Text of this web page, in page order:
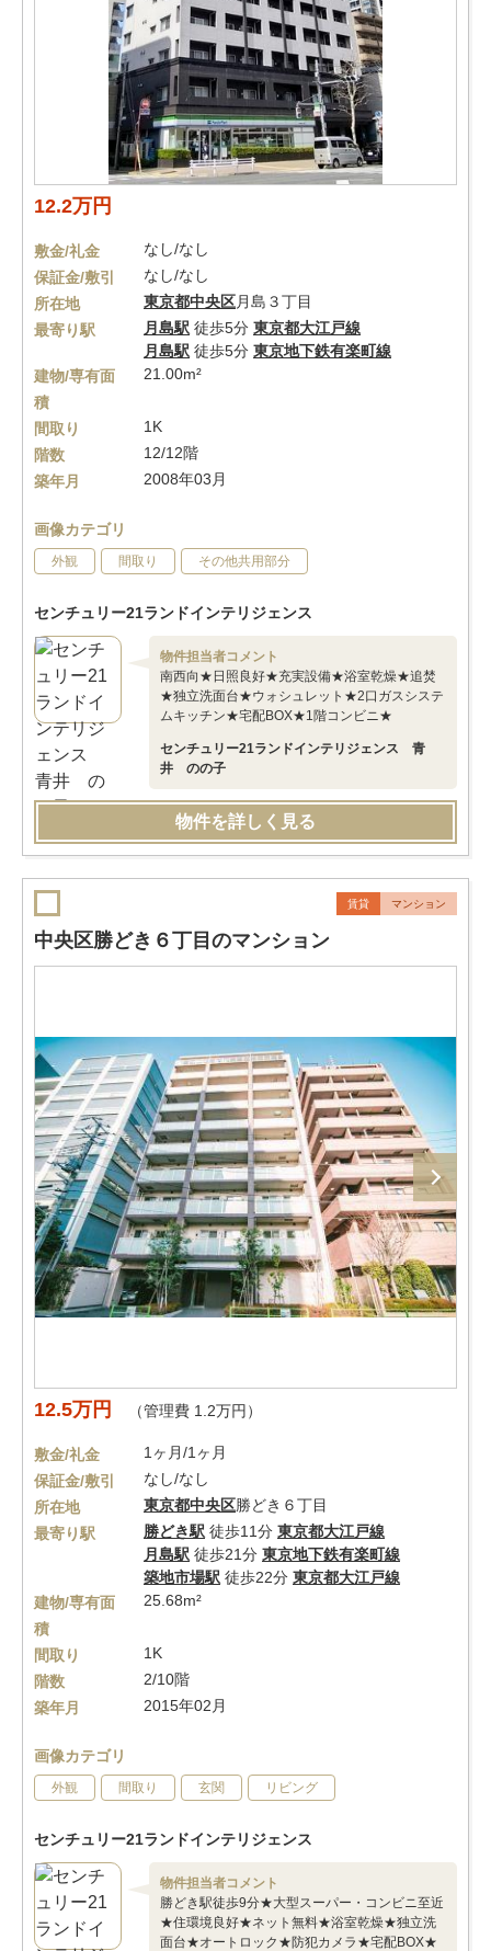
12.2万円
敷金/礼金
なし/なし
保証金/敷引
なし/なし
所在地
東京都中央区月島３丁目
最寄り駅
月島駅 徒歩5分 東京都大江戸線
月島駅 徒歩5分 東京地下鉄有楽町線
建物/専有面
積
21.00m²
間取り
1K
階数
12/12階
築年月
2008年03月
画像カテゴリ
外観 間取り その他共用部分
センチュリー21ランドインテリジェンス
物件担当者コメント
南西向★日照良好★充実設備★浴室乾燥★追焚
★独立洗面台★ウォシュレット★2口ガスシステ
ムキッチン★宅配BOX★1階コンビニ★
センチュリー21ランドインテリジェンス 青
井 のの子
物件を詳しく見る
賃貸 マンション
中央区勝どき６丁目のマンション
12.5万円 （管理費 1.2万円）
敷金/礼金
1ヶ月/1ヶ月
保証金/敷引
なし/なし
所在地
東京都中央区勝どき６丁目
最寄り駅
勝どき駅 徒歩11分 東京都大江戸線
月島駅 徒歩21分 東京地下鉄有楽町線
築地市場駅 徒歩22分 東京都大江戸線
建物/専有面
積
25.68m²
間取り
1K
階数
2/10階
築年月
2015年02月
画像カテゴリ
外観 間取り 玄関 リビング
センチュリー21ランドインテリジェンス
物件担当者コメント
勝どき駅徒歩9分★大型スーパー・コンビニ至近
★住環境良好★ネット無料★浴室乾燥★独立洗
面台★オートロック★防犯カメラ★宅配BOX★